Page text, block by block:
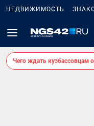
НЕДВИЖИМОСТЬ
Чего ждать кузбассовцам